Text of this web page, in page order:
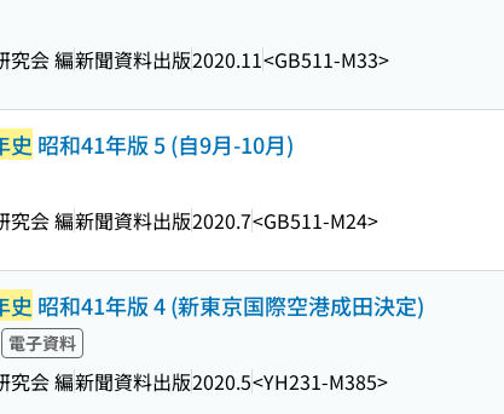
究会 編新聞資料出版2020.11<GB511-M33>
史 昭和41年版 5 (自9月-10月)
究会 編新聞資料出版2020.7<GB511-M24>
史 昭和41年版 4 (新東京国際空港成田決定)
電子資料
究会 編新聞資料出版2020.5<YH231-M385>